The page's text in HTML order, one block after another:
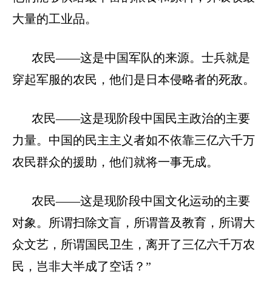
大量的工业品。
农民——这是中国军队的来源。士兵就是
穿起军服的农民，他们是日本侵略者的死敌。
农民——这是现阶段中国民主政治的主要
力量。中国的民主主义者如不依靠三亿六千万
农民群众的援助，他们就将一事无成。
农民——这是现阶段中国文化运动的主要
对象。所谓扫除文盲，所谓普及教育，所谓大
众文艺，所谓国民卫生，离开了三亿六千万农
民，岂非大半成了空话？”